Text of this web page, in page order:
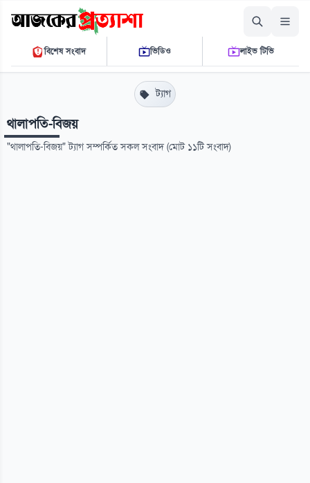
শুক্রবার, ০৭ আগস্ট ২০২৬
১২ ১১ ০৭ পি.এম.THE DAILY AJKER PROTTASHA
বিশেষ সংবাদ ভিডিও লাইভ টিভি
ট্যাগ
থালাপতি-বিজয়
"থালাপতি-বিজয়" ট্যাগ সম্পর্কিত সকল সংবাদ (মোট ১১টি সংবাদ)